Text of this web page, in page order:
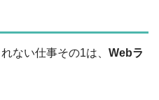
ない仕事その1は、 Webラ